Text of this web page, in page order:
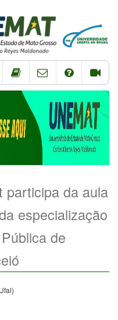
participa da aula
especialização
de